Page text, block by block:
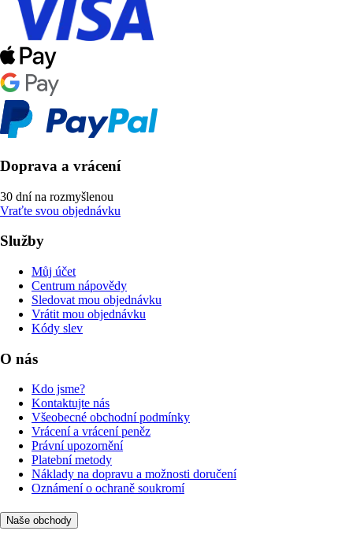
Doprava a vrácení
30 dní na rozmyšlenou
Vraťte svou objednávku
Služby
Můj účet
Centrum nápovědy
Sledovat mou objednávku
Vrátit mou objednávku
Kódy slev
O nás
Kdo jsme?
Kontaktujte nás
Všeobecné obchodní podmínky
Vrácení a vrácení peněz
Právní upozornění
Platební metody
Náklady na dopravu a možnosti doručení
Oznámení o ochraně soukromí
Naše obchody